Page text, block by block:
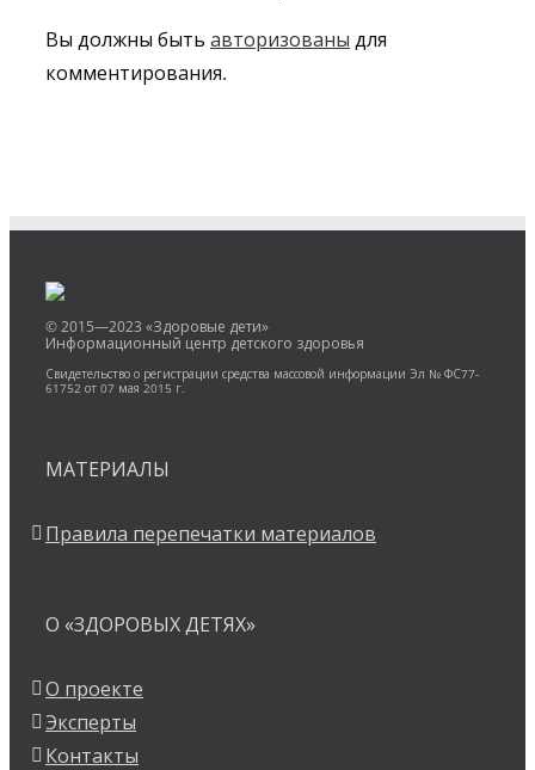
Вы должны быть авторизованы для
комментирования.
© 2015—2023 «Здоровые дети»
Информационный центр детского здоровья
Свидетельство о регистрации средства массовой информации Эл № ФС77-
61752 от 07 мая 2015 г.
МАТЕРИАЛЫ
Правила перепечатки материалов
О «ЗДОРОВЫХ ДЕТЯХ»
О проекте
Эксперты
Контакты